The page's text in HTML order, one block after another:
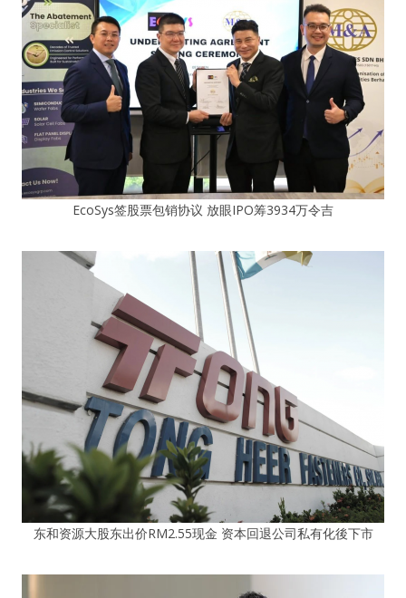
EcoSys签股票包销协议 放眼IPO筹3934万令吉
东和资源大股东出价RM2.55现金 资本回退公司私有化後下市